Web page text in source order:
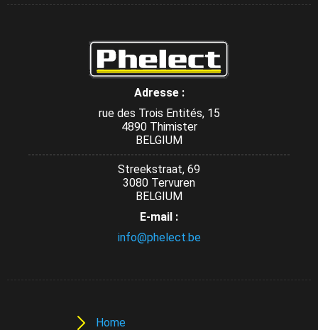
Adresse :
rue des Trois Entités, 15
4890 Thimister
BELGIUM
Streekstraat, 69
3080 Tervuren
BELGIUM
E-mail :
info@phelect.be
Home